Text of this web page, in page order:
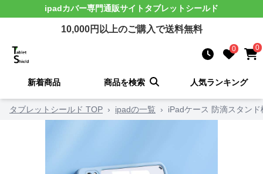
ipadカバー専門通販サイト タブレットシールド
10,000円以上のご購入で送料無料
0 0
新着商品 商品を検索 人気ランキング
タブレットシールド TOP › ipadの一覧 › iPadケース 防滴スタン